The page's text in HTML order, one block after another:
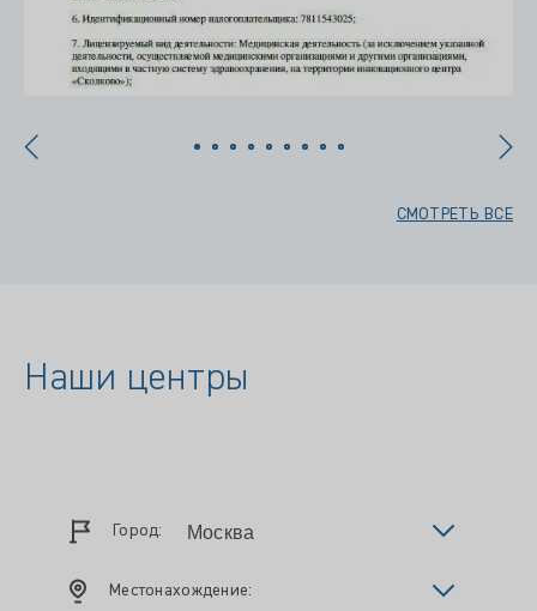
СМОТРЕТЬ ВСЕ
Наши центры
Город:
Местонахождение: